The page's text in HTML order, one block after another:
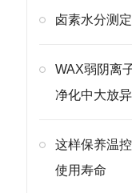
卤素水分测
WAX弱阴离
净化中大放
这样保养温
使用寿命